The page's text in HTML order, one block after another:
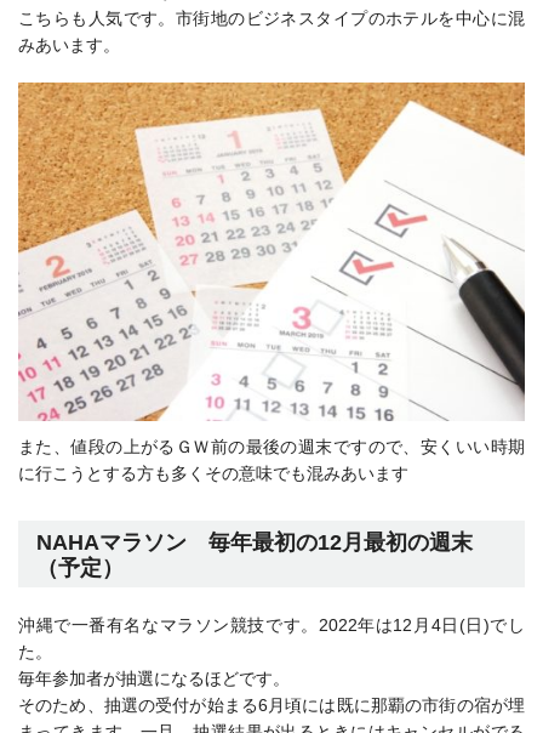
こちらも人気です。市街地のビジネスタイプのホテルを中心に混
みあいます。
また、値段の上がるＧＷ前の最後の週末ですので、安くいい時期
に行こうとする方も多くその意味でも混みあいます
NAHAマラソン 毎年最初の12月最初の週末
（予定）
沖縄で一番有名なマラソン競技です。2022年は12月4日(日)でし
た。
毎年参加者が抽選になるほどです。
そのため、抽選の受付が始まる6月頃には既に那覇の市街の宿が埋